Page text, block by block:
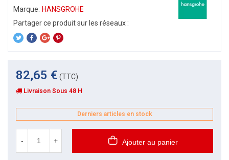
Marque: HANSGROHE
82,65 € (TTC)
Livraison Sous 48 H
Derniers articles en stock
- + Ajouter au panier